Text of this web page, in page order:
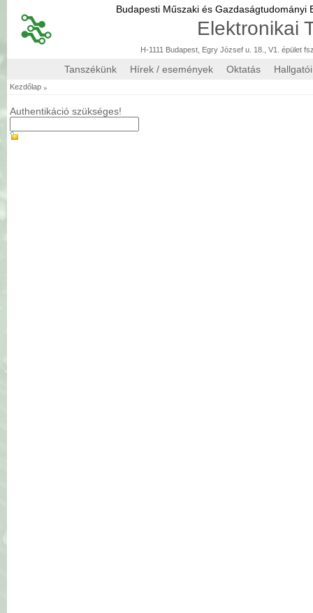
Budapesti Műszaki és Gazdaságtudományi
Elektronikai
H-1111 Budapest, Egry József u. 18., V1. épület
Tanszékünk Hírek / események Oktatás
Kezdőlap »
Authentikáció szükséges!